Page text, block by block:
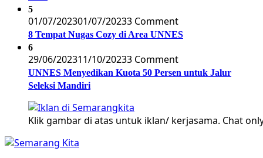
5
01/07/202301/07/20233 Comment
8 Tempat Nugas Cozy di Area UNNES
6
29/06/202311/10/20233 Comment
UNNES Menyedikan Kuota 50 Persen untuk Jalur
Seleksi Mandiri
Klik gambar di atas untuk iklan/ kerjasama. Chat